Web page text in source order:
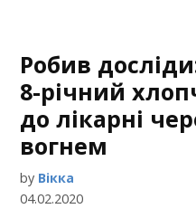
Робив
8-річний
до лікарні
вогнем
by Вікка
04.02.2020